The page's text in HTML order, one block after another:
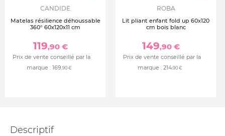
CANDIDE
Matelas résilience déhoussable
360° 60x120x11 cm
119,90 €
Prix de vente conseillé par la
marque : 169,90 €
ROBA
Lit pliant enfant fold up 60x120
cm bois blanc
149,90 €
Prix de vente conseillé par la
marque : 214,90 €
Descriptif